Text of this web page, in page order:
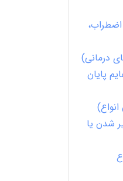
درمانی)
پایان
شدن یا